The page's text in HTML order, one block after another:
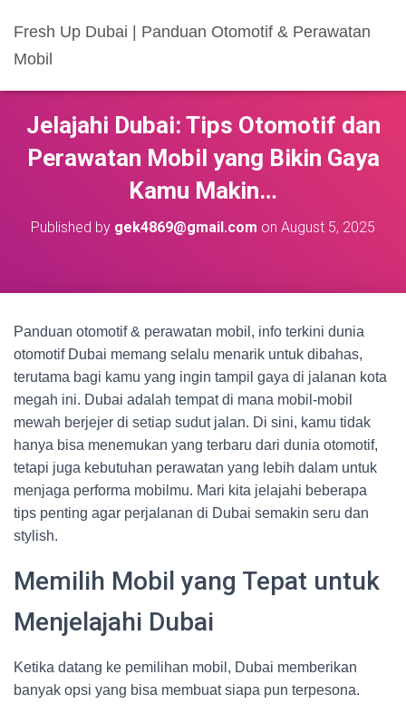
Fresh Up Dubai | Panduan Otomotif & Perawatan
Mobil
Jelajahi Dubai: Tips Otomotif dan
Perawatan Mobil yang Bikin Gaya
Kamu Makin…
Published by gek4869@gmail.com on August 5, 2025
Panduan otomotif & perawatan mobil, info terkini dunia
otomotif Dubai memang selalu menarik untuk dibahas,
terutama bagi kamu yang ingin tampil gaya di jalanan kota
megah ini. Dubai adalah tempat di mana mobil-mobil
mewah berjejer di setiap sudut jalan. Di sini, kamu tidak
hanya bisa menemukan yang terbaru dari dunia otomotif,
tetapi juga kebutuhan perawatan yang lebih dalam untuk
menjaga performa mobilmu. Mari kita jelajahi beberapa
tips penting agar perjalanan di Dubai semakin seru dan
stylish.
Memilih Mobil yang Tepat untuk
Menjelajahi Dubai
Ketika datang ke pemilihan mobil, Dubai memberikan
banyak opsi yang bisa membuat siapa pun terpesona.